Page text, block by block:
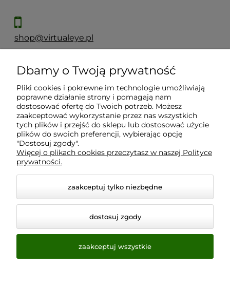
shop@virtualeye.pl
Moje konto
Płatności i dostawa
Informacje
O nas
Dbamy o Twoją prywatność
Pliki cookies i pokrewne im technologie umożliwiają
poprawne działanie strony i pomagają nam
dostosować ofertę do Twoich potrzeb. Możesz
zaakceptować wykorzystanie przez nas wszystkich
tych plików i przejść do sklepu lub dostosować użycie
plików do swoich preferencji, wybierając opcję
"Dostosuj zgody".
Więcej o plikach cookies przeczytasz w naszej Polityce
prywatności.
zaakceptuj tylko niezbędne
dostosuj zgody
zaakceptuj wszystkie